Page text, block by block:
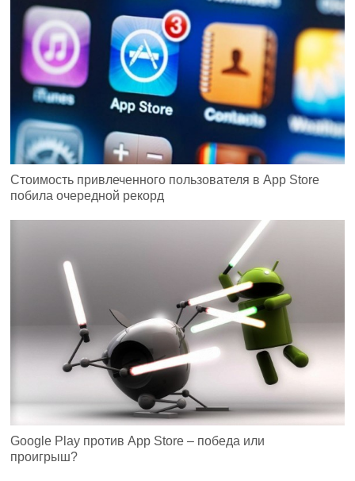
Стоимость привлеченного пользователя в App Store
побила очередной рекорд
Google Play против App Store – победа или
проигрыш?